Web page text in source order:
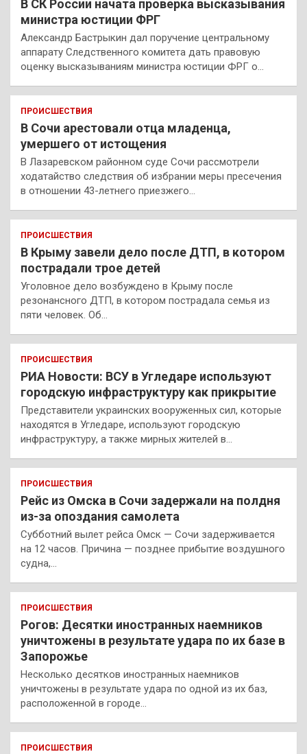
В СК России начата проверка высказывания
министра юстиции ФРГ
Александр Бастрыкин дал поручение центральному
аппарату Следственного комитета дать правовую
оценку высказываниям министра юстиции ФРГ о…
ПРОИСШЕСТВИЯ
В Сочи арестовали отца младенца,
умершего от истощения
В Лазаревском районном суде Сочи рассмотрели
ходатайство следствия об избрании меры пресечения
в отношении 43-летнего приезжего…
ПРОИСШЕСТВИЯ
В Крыму завели дело после ДТП, в котором
пострадали трое детей
Уголовное дело возбуждено в Крыму после
резонансного ДТП, в котором пострадала семья из
пяти человек. Об…
ПРОИСШЕСТВИЯ
РИА Новости: ВСУ в Угледаре используют
городскую инфраструктуру как прикрытие
Представители украинских вооруженных сил, которые
находятся в Угледаре, используют городскую
инфраструктуру, а также мирных жителей в…
ПРОИСШЕСТВИЯ
Рейс из Омска в Сочи задержали на полдня
из-за опоздания самолета
Субботний вылет рейса Омск — Сочи задерживается
на 12 часов. Причина — позднее прибытие воздушного
судна,…
ПРОИСШЕСТВИЯ
Рогов: Десятки иностранных наемников
уничтожены в результате удара по их базе в
Запорожье
Несколько десятков иностранных наемников
уничтожены в результате удара по одной из их баз,
расположенной в городе…
ПРОИСШЕСТВИЯ